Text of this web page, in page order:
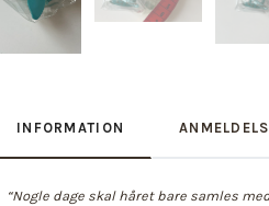
INFORMATION
“Nogle dage skal håret bare samles